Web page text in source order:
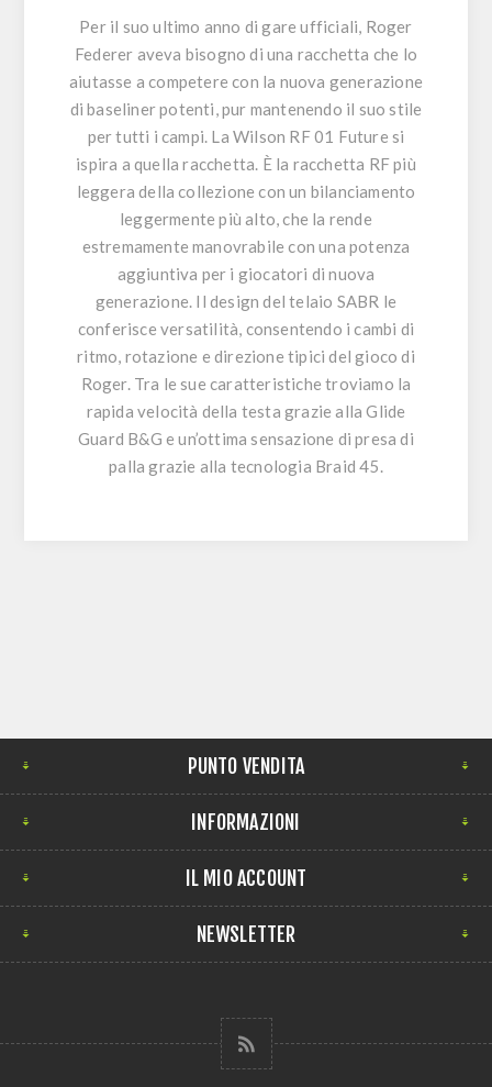
Per il suo ultimo anno di gare ufficiali, Roger
Federer aveva bisogno di una racchetta che lo
aiutasse a competere con la nuova generazione
di baseliner potenti, pur mantenendo il suo stile
per tutti i campi. La Wilson RF 01 Future si
ispira a quella racchetta. È la racchetta RF più
leggera della collezione con un bilanciamento
leggermente più alto, che la rende
estremamente manovrabile con una potenza
aggiuntiva per i giocatori di nuova
generazione. Il design del telaio SABR le
conferisce versatilità, consentendo i cambi di
ritmo, rotazione e direzione tipici del gioco di
Roger. Tra le sue caratteristiche troviamo la
rapida velocità della testa grazie alla Glide
Guard B&G e un’ottima sensazione di presa di
palla grazie alla tecnologia Braid 45.
PUNTO VENDITA
INFORMAZIONI
IL MIO ACCOUNT
NEWSLETTER